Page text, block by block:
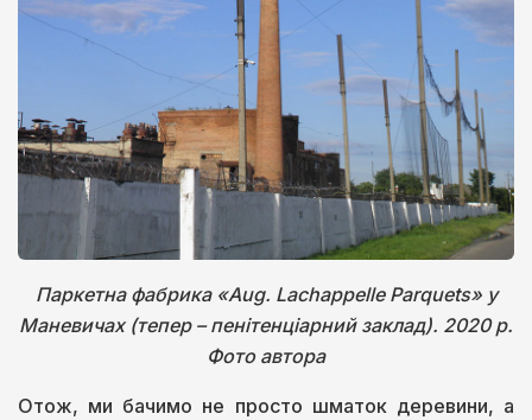
Паркетна фабрика «Aug. Lachappelle Parquets» у
Маневичах (тепер – пенітенціарний заклад). 2020 р.
Фото автора
Отож, ми бачимо не просто шматок деревини, а